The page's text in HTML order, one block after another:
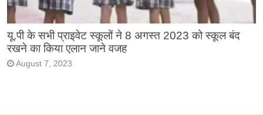
यू.पी के सभी प्राइवेट स्कूलों ने 8 अगस्त 2023 को स्कूल बंद
रखने का किया एलान जाने वजह
August 7, 2023